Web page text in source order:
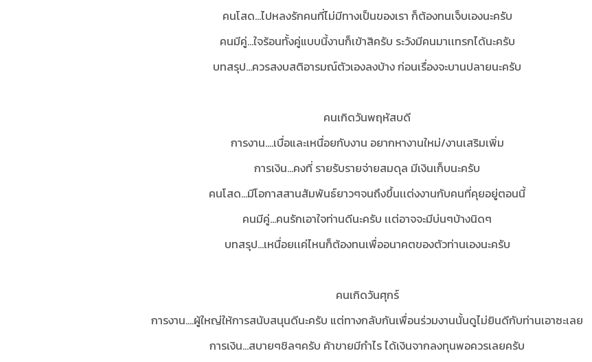
คนโสด…ไปหลงรักคนที่ไม่มีทางเป็นของเรา ก็ต้องทนเจ็บเองนะครับ
คนมีคู่...ใจร้อนทั้งคู่แบบนี้งานก็เข้าสิครับ ระวังมีคนมาเเทรกได้นะครับ
บทสรุป...ควรสงบสติอารมณ์ตัวเองลงบ้าง ก่อนเรื่องจะบานปลายนะครับ
คนเกิดวันพฤหัสบดี
การงาน....เบื่อและเหนื่อยกับงาน อยากหางานใหม่/งานเสริมเพิ่ม
การเงิน…คงที่ รายรับรายจ่ายสมดุล มีเงินเก็บนะครับ
คนโสด…มีโอกาสสานสัมพันธ์ยาวๆจนถึงขึ้นเเต่งงานกับคนที่คุยอยู่ตอนนี้
คนมีคู่…คนรักเอาใจท่านดีนะครับ เเต่อาจจะมีบ่นๆบ้างนิดๆ
บทสรุป...เหนื่อยเเค่ไหนก็ต้องทนเพื่ออนาคตของตัวท่านเองนะครับ
คนเกิดวันศุกร์
การงาน….ผู้ใหญ่ให้การสนับสนุนดีนะครับ แต่ทางกลับกันเพื่อนร่วมงานนั้นดูไม่ยินดีกับท่านเอาซะเลย
การเงิน…สบายๆชิลๆครับ ค้าขายมีกำไร ได้เงินจากลงทุนพอควรเลยครับ